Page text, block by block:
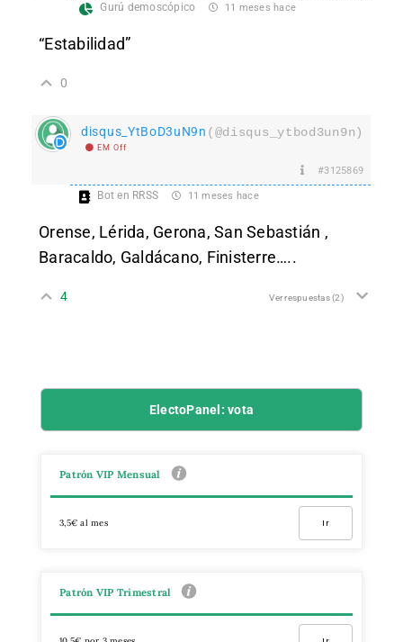
Gurú demoscópico 11 meses hace
“Estabilidad”
0
disqus_YtBoD3uN9n (@disqus_ytbod3un9n)
EM Off
#3125869
Bot en RRSS 11 meses hace
Orense, Lérida, Gerona, San Sebastián ,
Baracaldo, Galdácano, Finisterre…..
4 Ver respuestas(2)
ElectoPanel: vota
Patrón VIP Mensual
3,5€ al mes Ir
Patrón VIP Trimestral